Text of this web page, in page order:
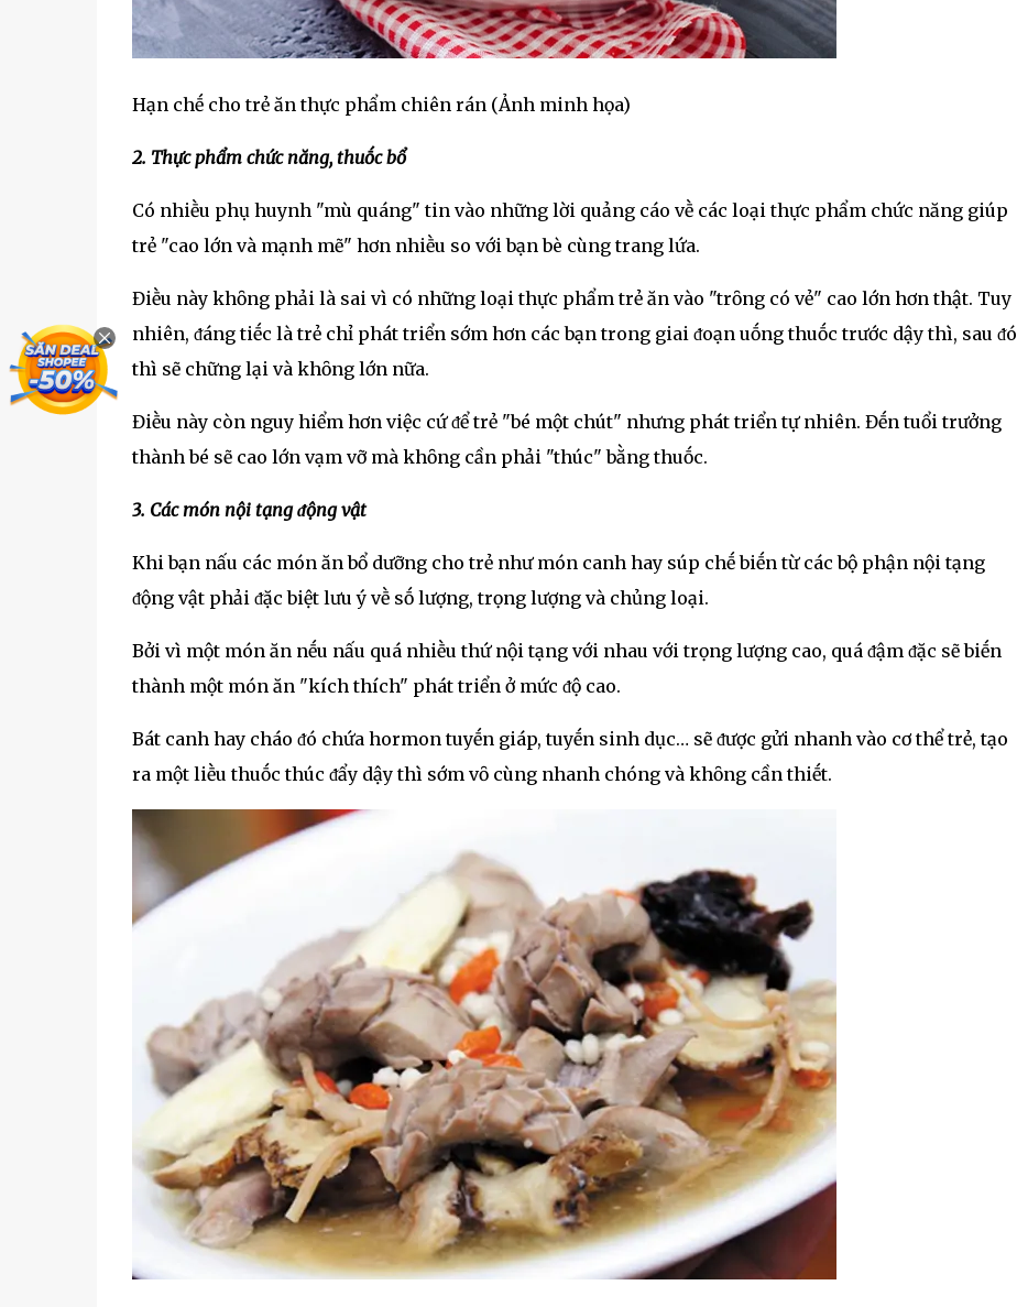
Hạn chḗ cho trẻ ăn thực phẩm chiên rán (Ảnh minh họa)
2. Thực phẩm chức năng, thuṓc bổ
Có nhiḕu phụ huynh "mù quáng" tin vào những lời quảng cáo vḕ các loại thực phẩm chức năng giúp
trẻ "cao lớn và mạnh mẽ" hơn nhiḕu so với bạn bè cùng trang lứa.
Điḕu này khȏng phải là sai vì có những loại thực phẩm trẻ ăn vào "trȏng có vẻ" cao lớn hơn thật. Tuy
nhiên, ᵭáng tiḗc là trẻ chỉ phát triển sớm hơn các bạn trong giai ᵭoạn uṓng thuṓc trước dậy thì, sau ᵭó
thì sẽ chững lại và khȏng lớn nữa.
Điḕu này còn nguy hiểm hơn việc cứ ᵭể trẻ "bé một chút" nhưng phát triển tự nhiên. Đḗn tuổi trưởng
thành bé sẽ cao lớn vạm vỡ mà khȏng cần phải "thúc" bằng thuṓc.
3. Các món nội tạng ᵭộng vật
Khi bạn nấu các món ăn bổ dưỡng cho trẻ như món canh hay súp chḗ biḗn từ các bộ phận nội tạng
ᵭộng vật phải ᵭặc biệt lưu ý vḕ sṓ lượng, trọng lượng và chủng loại.
Bởi vì một món ăn nḗu nấu quá nhiḕu thứ nội tạng với nhau với trọng lượng cao, quá ᵭậm ᵭặc sẽ biḗn
thành một món ăn "kích thích" phát triển ở mức ᵭộ cao.
Bát canh hay cháo ᵭó chứa hormon tuyḗn giáp, tuyḗn sinh dục… sẽ ᵭược gửi nhanh vào cơ thể trẻ, tạo
ra một liḕu thuṓc thúc ᵭẩy dậy thì sớm vȏ cùng nhanh chóng và khȏng cần thiḗt.